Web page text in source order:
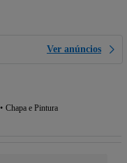
Ver anúncios
Chapa e Pintura